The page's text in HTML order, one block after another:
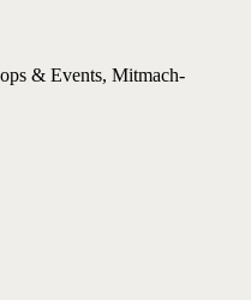
& Events, Mitmach-